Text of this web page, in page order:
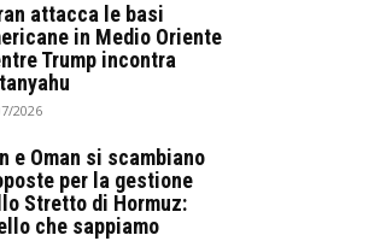
attacca le basi
in Medio Oriente
Trump incontra
2026
e Oman si scambiano
per la gestione
Stretto di Hormuz:
che sappiamo